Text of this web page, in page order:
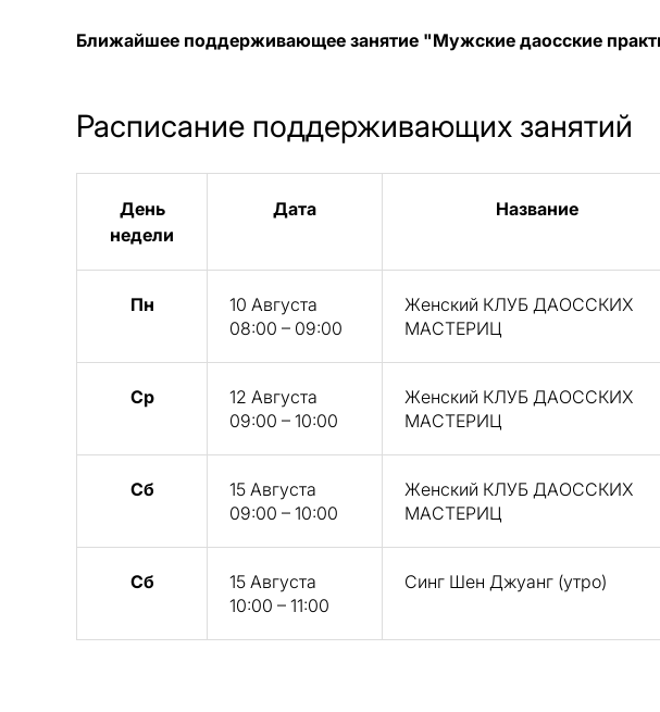
Ближайшее поддерживающее занятие "Мужские даосские
Расписание поддерживающих занятий
День
недели
Дата Название
Пн
10 Августа
08:00 – 09:00
Женский КЛУБ ДАОССКИХ
МАСТЕРИЦ
Ср
12 Августа
09:00 – 10:00
Женский КЛУБ ДАОССКИХ
МАСТЕРИЦ
Сб
15 Августа
09:00 – 10:00
Женский КЛУБ ДАОССКИХ
МАСТЕРИЦ
Сб
15 Августа
10:00 – 11:00
Синг Шен Джуанг (утро)